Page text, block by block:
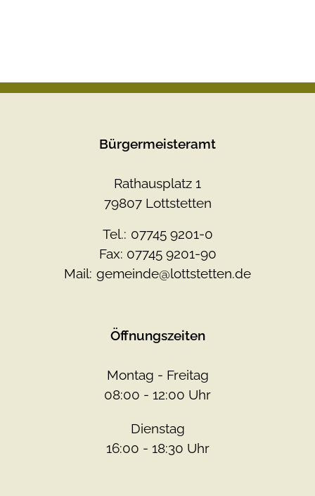
Bürgermeisteramt
Rathausplatz 1
79807 Lottstetten
Tel.: 07745 9201-0
Fax: 07745 9201-90
Mail: gemeinde@lottstetten.de
Öffnungszeiten
Montag - Freitag
08:00 - 12:00 Uhr
Dienstag
16:00 - 18:30 Uhr